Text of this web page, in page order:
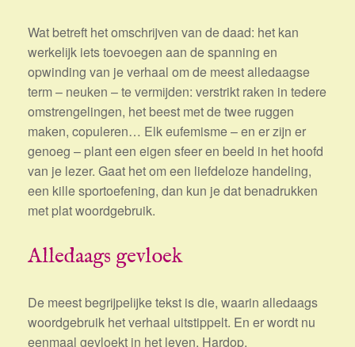
Wat betreft het omschrijven van de daad: het kan
werkelijk iets toevoegen aan de spanning en
opwinding van je verhaal om de meest alledaagse
term – neuken – te vermijden: verstrikt raken in tedere
omstrengelingen, het beest met de twee ruggen
maken, copuleren… Elk eufemisme – en er zijn er
genoeg – plant een eigen sfeer en beeld in het hoofd
van je lezer. Gaat het om een liefdeloze handeling,
een kille sportoefening, dan kun je dat benadrukken
met plat woordgebruik.
Alledaags gevloek
De meest begrijpelijke tekst is die, waarin alledaags
woordgebruik het verhaal uitstippelt. En er wordt nu
eenmaal gevloekt in het leven. Hardop,